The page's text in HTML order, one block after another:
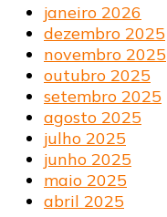
janeiro 2026
dezembro 2025
novembro 2025
outubro 2025
setembro 2025
agosto 2025
julho 2025
junho 2025
maio 2025
abril 2025